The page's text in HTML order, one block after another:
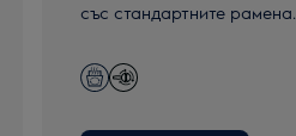
със стандартните рамена.